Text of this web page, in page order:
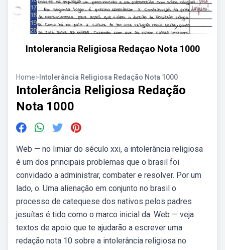
Intolerancia Religiosa Redaçao Nota 1000
Home> Intolerância Religiosa Redação Nota 1000
Intolerância Religiosa Redação
Nota 1000
Web — no limiar do século xxi, a intolerância religiosa
é um dos principais problemas que o brasil foi
convidado a administrar, combater e resolver. Por um
lado, o. Uma alienação em conjunto no brasil o
processo de catequese dos nativos pelos padres
jesuítas é tido como o marco inicial da. Web — veja
textos de apoio que te ajudarão a escrever uma
redação nota 10 sobre a intolerância religiosa no